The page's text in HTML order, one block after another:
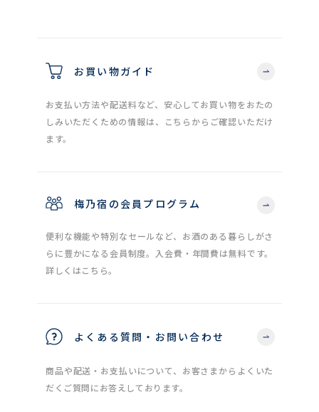
お買い物ガイド
お支払い方法や配送料など、安心してお買い物をおたの
しみいただくための情報は、こちらからご確認いただけ
ます。
梅乃宿の会員プログラム
便利な機能や特別なセールなど、お酒のある暮らしがさ
らに豊かになる会員制度。入会費・年間費は無料です。
詳しくはこちら。
よくある質問・お問い合わせ
商品や配送・お支払いについて、お客さまからよくいた
だくご質問にお答えしております。